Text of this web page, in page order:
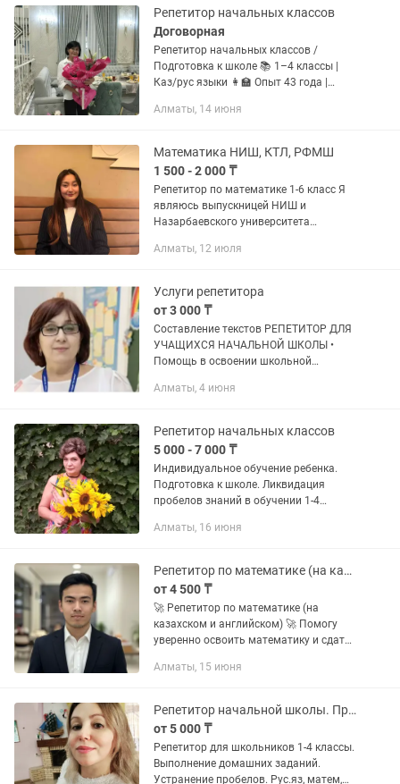
программы...
Репетитор начальных классов
Договорная
Репетитор начальных классов /
Подготовка к школе 📚 1–4 классы |
Каз/рус языки 👩🏫 Опыт 43 года |
счет, развитие памяти и внимания ✅
Алматы, 14 июня
Математика НИШ, КТЛ, РФМШ
1 500 - 2 000 ₸
Репетитор по математике 1-6 класс Я
являюсь выпускницей НИШ и
Назарбаевского университета
преподаю школьникам и помогаю
КТЛ,...
Алматы, 12 июля
Услуги репетитора
от 3 000 ₸
Составление текстов РЕПЕТИТОР ДЛЯ
УЧАЩИХСЯ НАЧАЛЬНОЙ ШКОЛЫ •
Помощь в освоении школьной
к контрольным работам • Ликвидация
навыков...
Алматы, 4 июня
Репетитор начальных классов
5 000 - 7 000 ₸
Индивидуальное обучение ребенка.
Подготовка к школе. Ликвидация
пробелов знаний в обучении 1-4
задания. Каллиграфия и чистописание
Алматы, 16 июня
Репетитор по математике (на казахском и на английском)
от 4 500 ₸
🚀 Репетитор по математике (на
казахском и английском) 🚀 Помогу
уверенно освоить математику и сдать
+ университет: матанализ, линейная
Алматы, 15 июня
Репетитор начальной школы. Продленка. Чтение, каллиграфия. Рус, англ
от 5 000 ₸
Репетитор для школьников 1-4 классы.
Выполнение домашних заданий.
Устранение пробелов. Рус.яз, матем,